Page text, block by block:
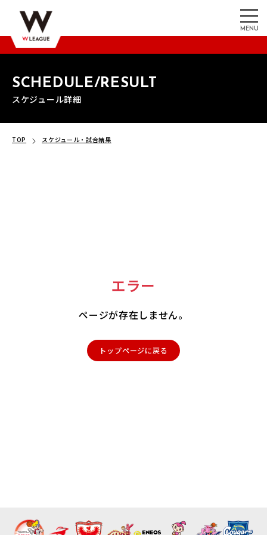
MENU
SCHEDULE/RESULT
スケジュール詳細
TOP スケジュール・試合結果
エラー
ページが存在しません。
トップページに戻る